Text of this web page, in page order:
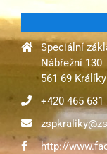
Speciální
Nábřežní 130
561 69 Králíky
+420 465 631
http://